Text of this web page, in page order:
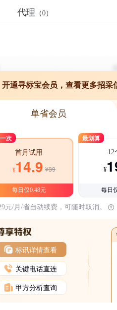
代理 （0）
开通寻标宝会员，查看更多招采
单省会员
次
首月试用
¥14.9 ¥39
每日仅0.48元
最划算
12
¥
每日
元/月/省自动续费，可随时取消。
标讯详情查看
关键电话直连
甲方分析查询